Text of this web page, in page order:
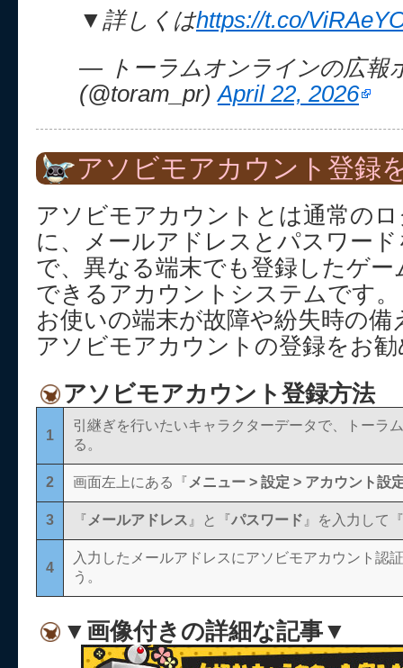
▼詳しくはhttps://t.co/
— トーラムオンラインの広報
(@toram_pr)April 22, 2026
アソビモアカウント登録
アソビモアカウントとは通常の
に、メールアドレスとパスワー
で、異なる端末でも登録したゲ
できるアカウントシステムです。
お使いの端末が故障や紛失時の
アソビモアカウントの登録をお
アソビモアカウント登録方法
1
引継ぎを行いたいキャラクターデータで、トーラ
る。
2 画面左上にある『 メニュー > 設定 > アカウント設
3 『 メールアドレス 』と『パスワード 』を入力して『
4
入力したメールアドレスにアソビモアカウント認
う。
▼画像付きの詳細な記事▼